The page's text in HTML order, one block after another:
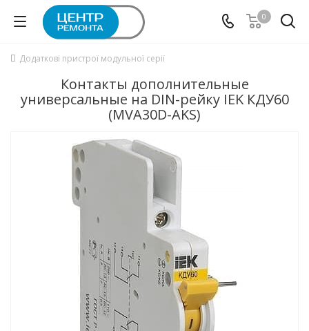
0
Додаткові пристрої модульної серії
Контакты дополнительные
универсальные на DIN-рейку IEK КДУ60
(MVA30D-AKS)